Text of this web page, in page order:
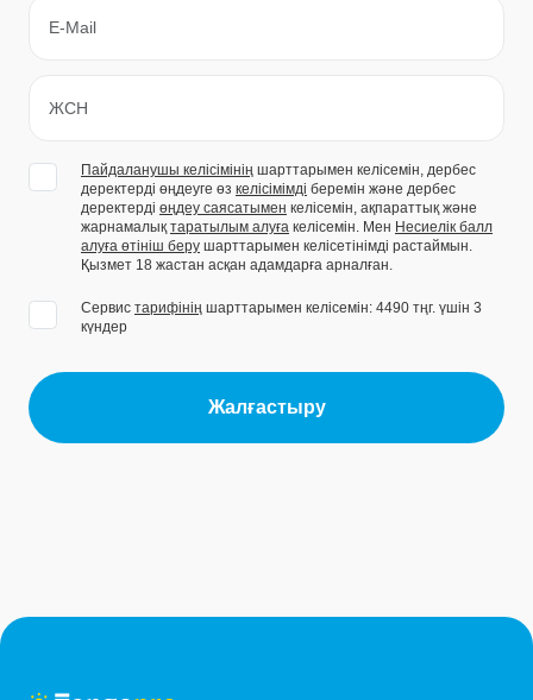
Пайдаланушы келісімінің шарттарымен келісемін, дербес
деректерді өңдеуге өз келісімімді беремін және дербес
деректерді өңдеу саясатымен келісемін, ақпараттық және
жарнамалықтаратылым алуға келісемін. Мен Несиелік балл
алуға өтініш беру шарттарымен келісетінімді растаймын.
Қызмет 18 жастан асқан адамдарға арналған.
Сервис тарифінің шарттарымен келісемін: 4490 тңг. үшін 3
күндер
Жалғастыру